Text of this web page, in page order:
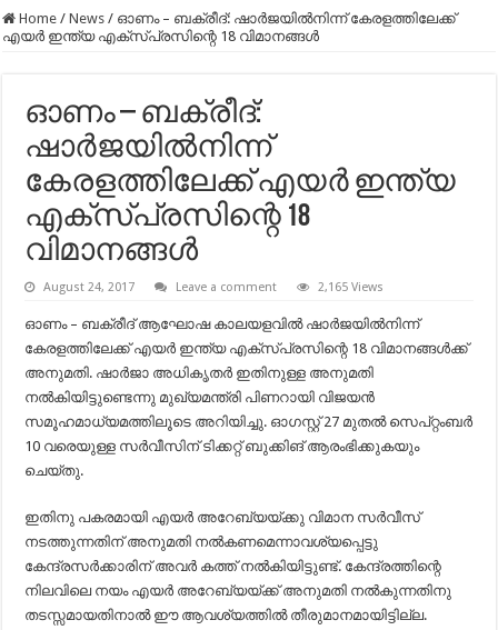
Home / News / ഓണം – ബക്രീദ്: ഷാർജയിൽനിന്ന് കേരളത്തിലേക്ക്
എയർ ഇന്ത്യ എക്സ്പ്രസിന്റെ 18 വിമാനങ്ങൾ
ഓണം – ബക്രീദ്:
ഷാർജയിൽനിന്ന്
കേരളത്തിലേക്ക് എയർ ഇന്ത്യ
എക്സ്പ്രസിന്റെ 18
വിമാനങ്ങൾ
August 24, 2017 Leave a comment 2,165 Views
ഓണം – ബക്രീദ് ആഘോഷ കാലയളവിൽ ഷാർജയിൽനിന്ന്
കേരളത്തിലേക്ക് എയർ ഇന്ത്യ എക്സ്പ്രസിന്റെ 18 വിമാനങ്ങൾക്ക്
അനുമതി. ഷാർജാ അധികൃതർ ഇതിനുള്ള അനുമതി
നൽകിയിട്ടുണ്ടെന്നു മുഖ്യമന്ത്രി പിണറായി വിജയൻ
സമൂഹമാധ്യമത്തിലൂടെ അറിയിച്ചു. ഓഗസ്റ്റ് 27 മുതൽ സെപ്റ്റംബർ
10 വരെയുള്ള സർവീസിന് ടിക്കറ്റ് ബുക്കിങ് ആരംഭിക്കുകയും
ചെയ്തു.
ഇതിനു പകരമായി എയര്‍ അറേബ്യയ്ക്കു വിമാന സര്‍വീസ്
നടത്തുന്നതിന് അനുമതി നല്‍കണമെന്നാവശ്യപ്പെട്ടു
കേന്ദ്രസർക്കാരിന് അവർ കത്ത് നല്‍കിയിട്ടുണ്ട്. കേന്ദ്രത്തിന്റെ
നിലവിലെ നയം എയര്‍ അറേബ്യയ്ക്ക് അനുമതി നല്‍കുന്നതിനു
തടസ്സമായതിനാൽ ഈ ആവശ്യത്തിൽ തീരുമാനമായിട്ടില്ല.